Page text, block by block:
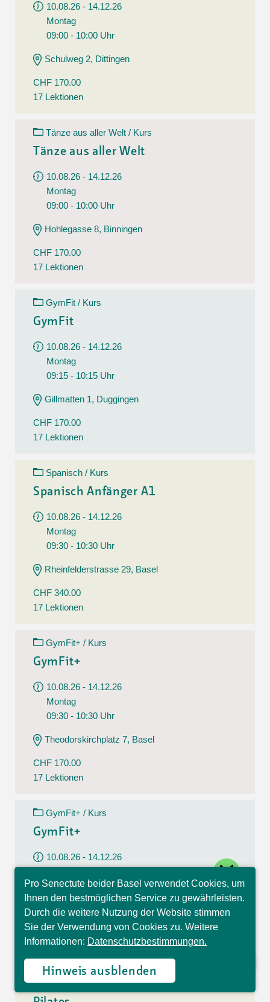
10.08.26 - 14.12.26
Montag
09:00 - 10:00 Uhr
Schulweg 2, Dittingen
CHF 170.00
17 Lektionen
Tänze aus aller Welt / Kurs
Tänze aus aller Welt
10.08.26 - 14.12.26
Montag
09:00 - 10:00 Uhr
Hohlegasse 8, Binningen
CHF 170.00
17 Lektionen
GymFit / Kurs
GymFit
10.08.26 - 14.12.26
Montag
09:15 - 10:15 Uhr
Gillmatten 1, Duggingen
CHF 170.00
17 Lektionen
Spanisch / Kurs
Spanisch Anfänger A1
10.08.26 - 14.12.26
Montag
09:30 - 10:30 Uhr
Rheinfelderstrasse 29, Basel
CHF 340.00
17 Lektionen
GymFit+ / Kurs
GymFit+
10.08.26 - 14.12.26
Montag
09:30 - 10:30 Uhr
Theodorskirchplatz 7, Basel
CHF 170.00
17 Lektionen
GymFit+ / Kurs
GymFit+
10.08.26 - 14.12.26
09:30 - 10:30 Uhr
Belchenstrasse 15, Basel
CHF 170.00
17 Lektionen
Pilates / Kurs
Pro Senectute beider Basel verwendet Cookies, um
Ihnen den bestmöglichen Service zu gewährleisten.
Durch die weitere Nutzung der Website stimmen
Sie der Verwendung von Cookies zu. Weitere
Informationen: Datenschutzbestimmungen.
Hinweis ausblenden
Hallo, ich bin Sophia und
beantworte gerne Ihre
Fragen.
close